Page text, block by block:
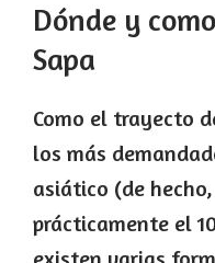
Dónde y
Sapa
Como el trayecto
los más
asiático (de
prácticamente el